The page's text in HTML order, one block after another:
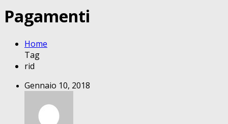
Pagamenti
Home
Tag
rid
Gennaio 10, 2018